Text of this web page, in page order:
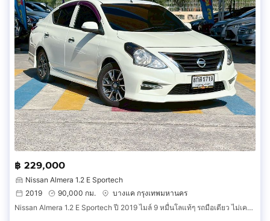
฿ 229,000
Nissan Almera 1.2 E Sportech
2019
90,000 กม.
บางแค กรุงเทพมหานคร
Nissan Almera 1.2 E Sportech ปี 2019 ไมล์ 9 หมื่นโลแท้ๆ รถมือเดียว ไม่เคยเฉี่ยวชน ออกรถง่ายๆ ฟรีดาวน์ได้